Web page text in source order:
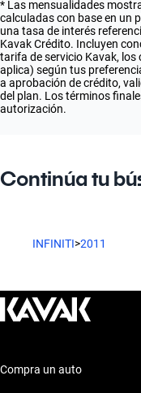
* Las mensualidades
calculadas con base en un
una tasa de interés
Kavak Crédito. Incluyen
tarifa de servicio Kavak, los
aplica) según tus
a aprobación de crédito,
del plan. Los términos
autorización.
Continúa tu
INFINITI>2011
Compra un auto